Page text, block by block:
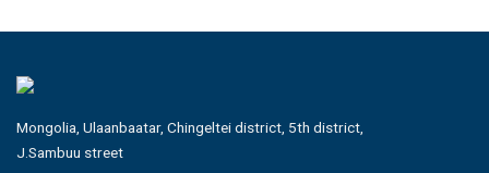
Mongolia, Ulaanbaatar, Chingeltei district, 5th district,
J.Sambuu street